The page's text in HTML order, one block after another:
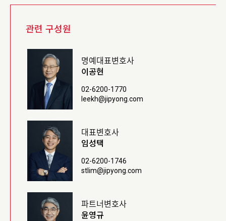
관련 구성원
명예대표변호사
이공현
02-6200-1770
leekh@jipyong.com
대표변호사
임성택
02-6200-1746
stlim@jipyong.com
파트너변호사
윤영규